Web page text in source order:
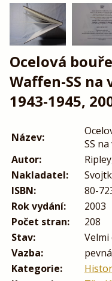
Ocelová
Waffen-SS
1943-1945,
Název:
SS
Autor:
Nakladatel:
ISBN:
80-
Rok vydání:
2003
Počet stran:
208
Stav:
Vazba:
Kategorie: